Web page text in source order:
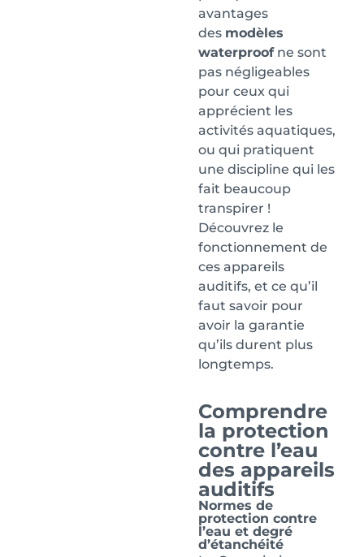
avantages
des modèles
waterproofne sont
pas négligeables
pour ceux qui
apprécient les
activités aquatiques,
ou qui pratiquent
une discipline qui les
fait beaucoup
transpirer !
Découvrez le
fonctionnement de
ces appareils
auditifs, et ce qu’il
faut savoir pour
avoir la garantie
qu’ils durent plus
longtemps.
Comprendre
la protection
contre l’eau
des appareils
auditifs
Normes de
protection contre
l’eau et degré
d’étanchéité